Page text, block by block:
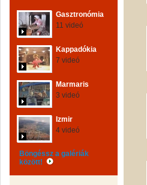
Gasztronómia
11 videó
Kappadókia
7 videó
Marmaris
3 videó
Izmir
4 videó
Böngéssz a galériák
között!